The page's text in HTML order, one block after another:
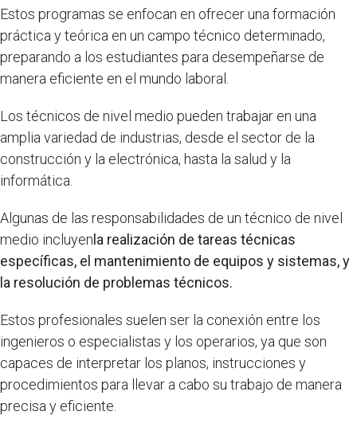
Estos programas se enfocan en ofrecer una formación
práctica y teórica en un campo técnico determinado,
preparando a los estudiantes para desempeñarse de
manera eficiente en el mundo laboral.
Los técnicos de nivel medio pueden trabajar en una
amplia variedad de industrias, desde el sector de la
construcción y la electrónica, hasta la salud y la
informática.
Algunas de las responsabilidades de un técnico de nivel
medio incluyenla realización de tareas técnicas
específicas, el mantenimiento de equipos y sistemas, y
la resolución de problemas técnicos.
Estos profesionales suelen ser la conexión entre los
ingenieros o especialistas y los operarios, ya que son
capaces de interpretar los planos, instrucciones y
procedimientos para llevar a cabo su trabajo de manera
precisa y eficiente.